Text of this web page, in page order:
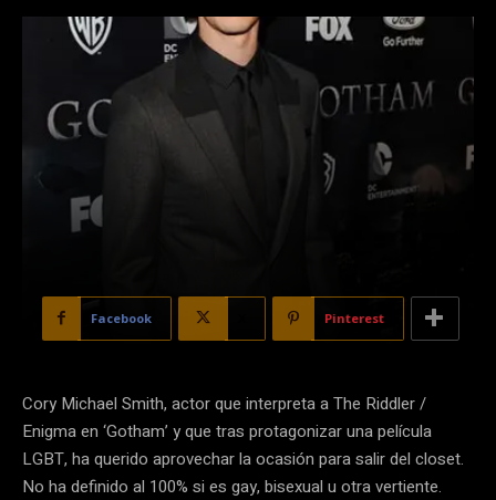
Facebook Pinterest
Cory Michael Smith, actor que interpreta a The Riddler /
Enigma en ‘Gotham’ y que tras protagonizar una película
LGBT, ha querido aprovechar la ocasión para salir del closet.
No ha definido al 100% si es gay, bisexual u otra vertiente.